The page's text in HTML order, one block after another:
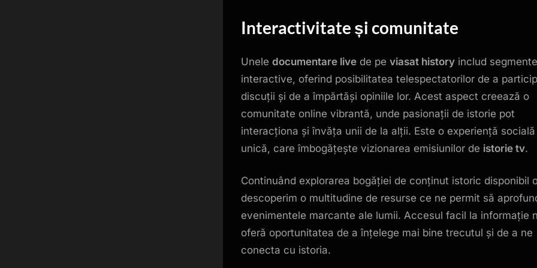
Interactivitate și comunitate
Unele documentare live de pe viasat history includ segmente
interactive, oferind posibilitatea telespectatorilor de a
discuții și de a împărtăși opiniile lor. Acest aspect creează o
comunitate online vibrantă, unde pasionații de istorie pot
interacționa și învăța unii de la alții. Este o experiență socială
unică, care îmbogățește vizionarea emisiunilor de istorie tv.
Continuând explorarea bogăției de conținut istoric disponibil
descoperim o multitudine de resurse ce ne permit să
evenimentele marcante ale lumii. Accesul facil la informație
oferă oportunitatea de a înțelege mai bine trecutul și de a ne
conecta cu istoria.